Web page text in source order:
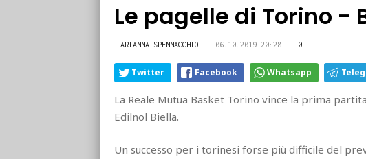
Le pagelle di Torino -
ARIANNA SPENNACCHIO 06.10.2019 20:28 0
Twitter Facebook Whatsapp
La Reale Mutua Basket Torino vince la prima
Edilnol Biella.
Un successo per i torinesi forse più difficile del